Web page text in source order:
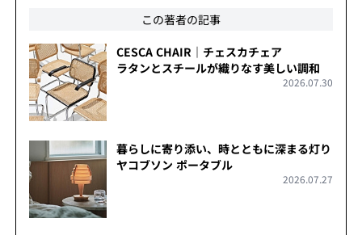
この著者の記事
CESCA CHAIR｜チェスカチェア
ラタンとスチールが織りなす美しい調和
2026.07.30
暮らしに寄り添い、時とともに深まる灯り
ヤコブソン ポータブル
2026.07.27